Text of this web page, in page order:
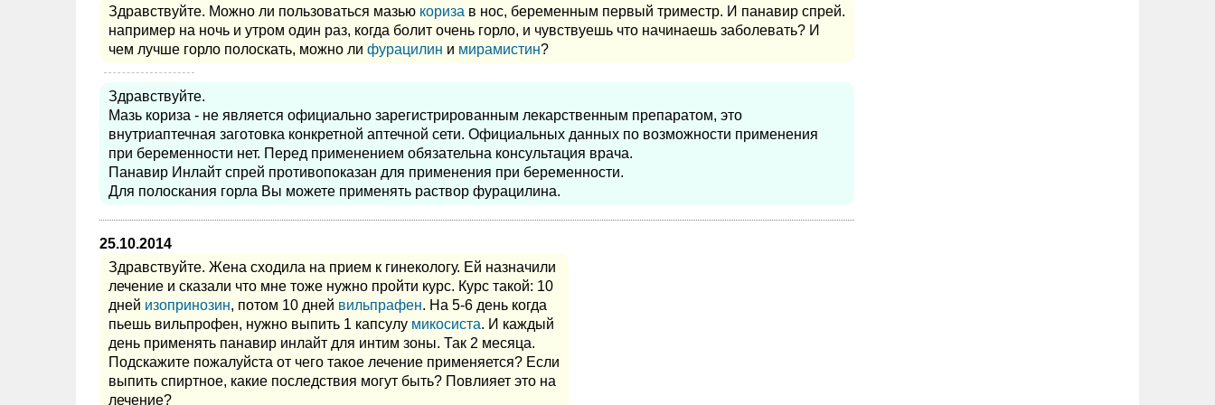
Здравствуйте. Можно ли пользоваться мазью кориза в нос, беременным первый триместр. И панавир спрей.
например на ночь и утром один раз, когда болит очень горло, и чувствуешь что начинаешь заболевать? И
чем лучше горло полоскать, можно ли фурацилин и мирамистин?
Здравствуйте.
Мазь кориза - не является официально зарегистрированным лекарственным препаратом, это
внутриаптечная заготовка конкретной аптечной сети. Официальных данных по возможности применения
при беременности нет. Перед применением обязательна консультация врача.
Панавир Инлайт спрей противопоказан для применения при беременности.
Для полоскания горла Вы можете применять раствор фурацилина.
25.10.2014
Здравствуйте. Жена сходила на прием к гинекологу. Ей назначили
лечение и сказали что мне тоже нужно пройти курс. Курс такой: 10
дней изопринозин, потом 10 дней вильпрафен. На 5-6 день когда
пьешь вильпрофен, нужно выпить 1 капсулу микосиста. И каждый
день применять панавир инлайт для интим зоны. Так 2 месяца.
Подскажите пожалуйста от чего такое лечение применяется? Если
выпить спиртное, какие последствия могут быть? Повлияет это на
лечение?